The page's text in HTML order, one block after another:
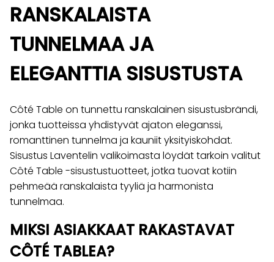
RANSKALAISTA
TUNNELMAA JA
ELEGANTTIA SISUSTUSTA
Côté Table on tunnettu ranskalainen sisustusbrändi,
jonka tuotteissa yhdistyvät ajaton eleganssi,
romanttinen tunnelma ja kauniit yksityiskohdat.
Sisustus Laventelin valikoimasta löydät tarkoin valitut
Côté Table -sisustustuotteet, jotka tuovat kotiin
pehmeää ranskalaista tyyliä ja harmonista
tunnelmaa.
MIKSI ASIAKKAAT RAKASTAVAT
CÔTÉ TABLEA?